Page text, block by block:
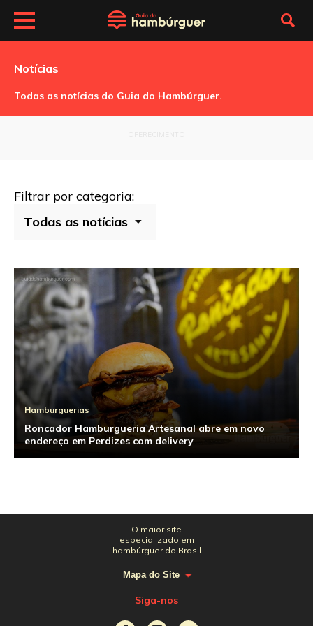
Notícias
Todas as notícias do Guia do Hambúrguer.
Filtrar por categoria:
Hamburguerias
Roncador Hamburgueria Artesanal abre em novo
endereço em Perdizes com delivery
O maior site
especializado em
hambúrguer do Brasil
Mapa do Site
Siga-nos